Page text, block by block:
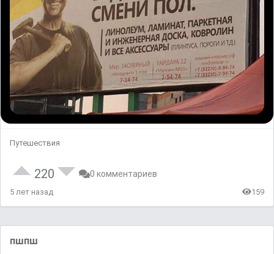
Путешествия
220 0 комментариев
5 лет назад 159
пшпш